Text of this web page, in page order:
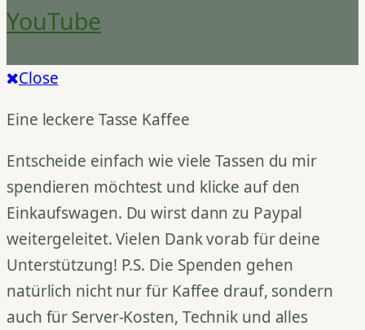
YouTube
Close
Eine leckere Tasse Kaffee
Entscheide einfach wie viele Tassen du mir
spendieren möchtest und klicke auf den
Einkaufswagen. Du wirst dann zu Paypal
weitergeleitet. Vielen Dank vorab für deine
Unterstützung! P.S. Die Spenden gehen
natürlich nicht nur für Kaffee drauf, sondern
auch für Server-Kosten, Technik und alles